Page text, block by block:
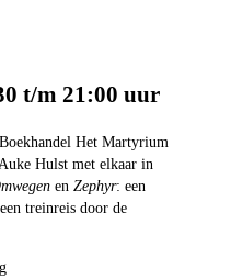
t/m 21:00 uur
Het Martyrium
Hulst met elkaar in
enZephyr: een
treinreis door de